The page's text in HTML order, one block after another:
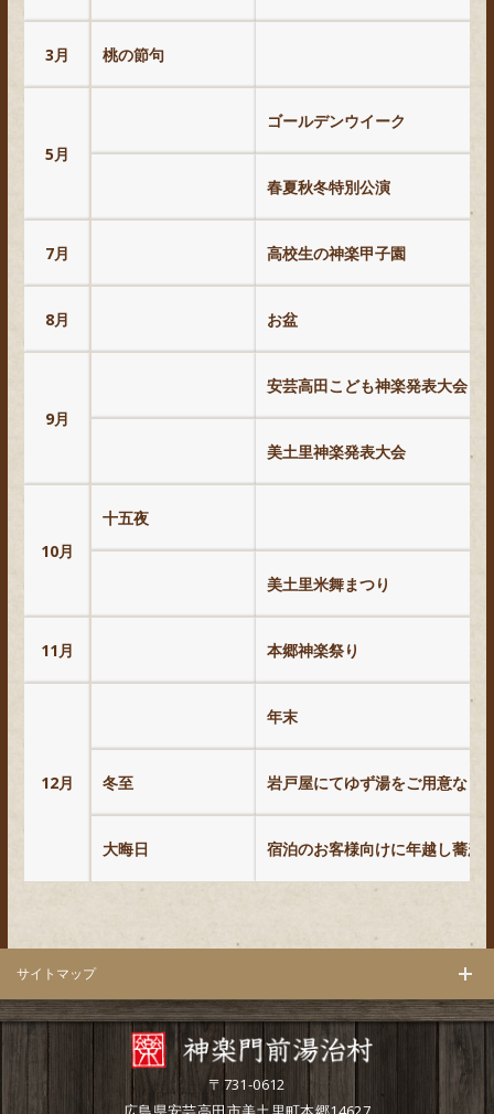
3月 桃の節句
5月
ゴールデンウイーク
春夏秋冬特別公演
7月 高校生の神楽甲子園
8月 お盆
9月
安芸高田こども神楽発表大会
美土里神楽発表大会
10月
十五夜
美土里米舞まつり
11月 本郷神楽祭り
12月
年末
冬至 岩戸屋にてゆず湯をご用意など
大晦日 宿泊のお客様向けに年越し蕎麦
サイトマップ
〒731-0612